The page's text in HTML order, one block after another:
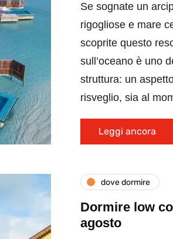
Se sognate un
rigogliose e mare
scoprite questo
sull’oceano è uno
struttura: un
risveglio, sia al
Leggi ancora
dove dormire
Dormire low
agosto